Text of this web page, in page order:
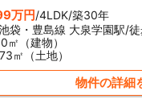
万円/4LDK/築30年
袋・豊島線 大泉学園駅/
㎡（建物）
㎡（土地）
物件の詳細